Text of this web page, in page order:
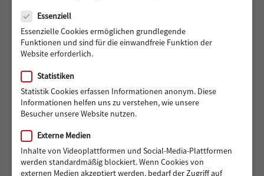
488 Euro gedreht für den guten Zweck: Radisson Blu
Hotel Hamburg unterstützt Hörer helfen Kindern
ARCHIV
Archiv
Monat auswählen
Essenziell
Essenzielle Cookies ermöglichen grundlegende
Funktionen und sind für die einwandfreie Funktion der
Website erforderlich.
Statistiken
Statistik Cookies erfassen Informationen anonym. Diese
Informationen helfen uns zu verstehen, wie unsere
Besucher unsere Website nutzen.
Externe Medien
Inhalte von Videoplattformen und Social-Media-Plattformen
werden standardmäßig blockiert. Wenn Cookies von
externen Medien akzeptiert werden, bedarf der Zugriff auf